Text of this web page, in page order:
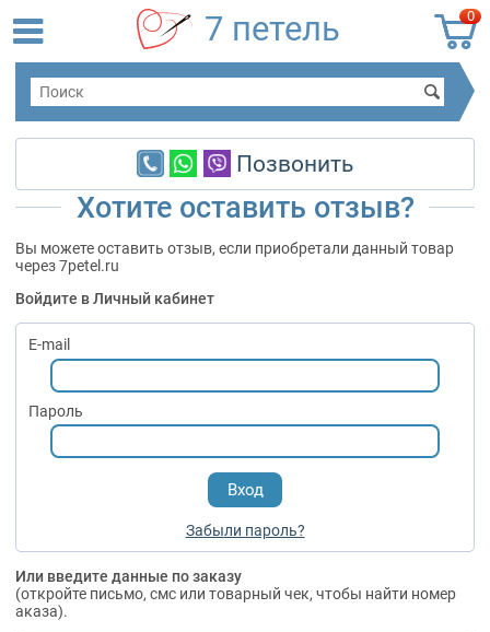
0
7 петель
Позвонить
Хотите оставить отзыв?
Вы можете оставить отзыв, если приобретали данный товар
через 7petel.ru
Войдите в Личный кабинет
E-mail
Пароль
Забыли пароль?
Или введите данные по заказу
(откройте письмо, смс или товарный чек, чтобы найти номер
аказа).